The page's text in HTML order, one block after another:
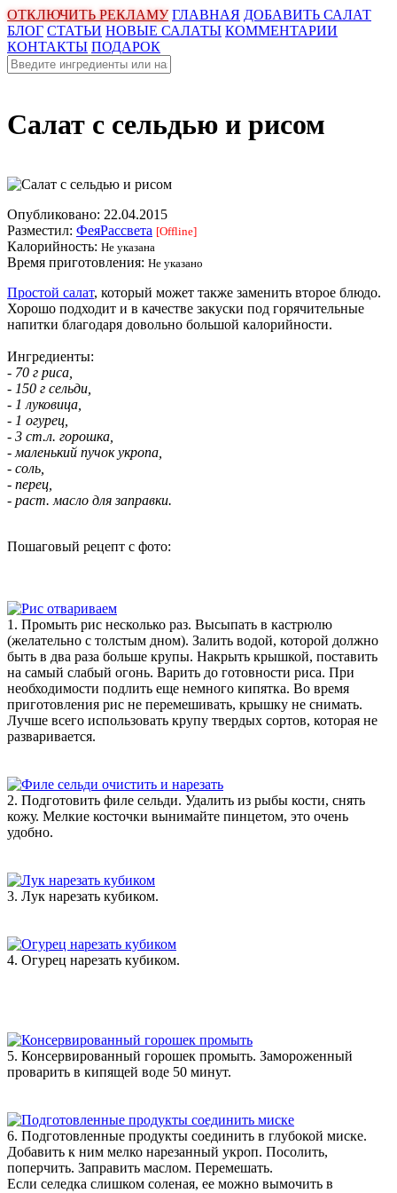
ОТКЛЮЧИТЬ РЕКЛАМУ ГЛАВНАЯ ДОБАВИТЬ САЛАТ
БЛОГ СТАТЬИ НОВЫЕ САЛАТЫ КОММЕНТАРИИ
КОНТАКТЫ ПОДАРОК
Салат с сельдью и рисом
Опубликовано: 22.04.2015
Разместил: ФеяРассвета [Offline]
Калорийность: Не указана
Время приготовления: Не указано
Простой салат, который может также заменить второе блюдо.
Хорошо подходит и в качестве закуски под горячительные
напитки благодаря довольно большой калорийности.
Ингредиенты:
- 70 г риса,
- 150 г сельди,
- 1 луковица,
- 1 огурец,
- 3 ст.л. горошка,
- маленький пучок укропа,
- соль,
- перец,
- раст. масло для заправки.
Пошаговый рецепт с фото:
1. Промыть рис несколько раз. Высыпать в кастрюлю
(желательно с толстым дном). Залить водой, которой должно
быть в два раза больше крупы. Накрыть крышкой, поставить
на самый слабый огонь. Варить до готовности риса. При
необходимости подлить еще немного кипятка. Во время
приготовления рис не перемешивать, крышку не снимать.
Лучше всего использовать крупу твердых сортов, которая не
разваривается.
2. Подготовить филе сельди. Удалить из рыбы кости, снять
кожу. Мелкие косточки вынимайте пинцетом, это очень
удобно.
3. Лук нарезать кубиком.
4. Огурец нарезать кубиком.
5. Консервированный горошек промыть. Замороженный
проварить в кипящей воде 50 минут.
6. Подготовленные продукты соединить в глубокой миске.
Добавить к ним мелко нарезанный укроп. Посолить,
поперчить. Заправить маслом. Перемешать.
Если селедка слишком соленая, ее можно вымочить в